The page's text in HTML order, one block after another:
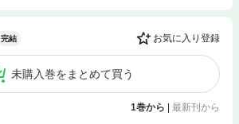
完結 お気に入り登録
未購入巻をまとめて買う
1巻から | 最新刊から